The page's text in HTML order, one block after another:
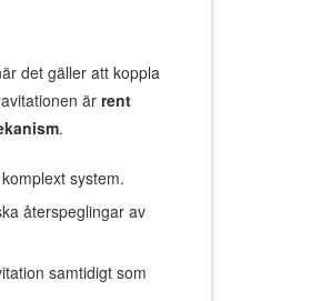
det gäller att koppla
är rent
.
system.
återspeglingar av
samtidigt som